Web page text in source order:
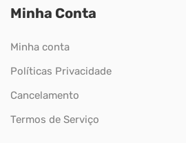
Minha Conta
Minha conta
Políticas Privacidade
Cancelamento
Termos de Serviço